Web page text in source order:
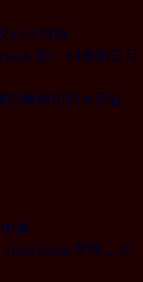
心法傳授
封面、64歲拍五月
歲爺奶們大回春
事
董座二次